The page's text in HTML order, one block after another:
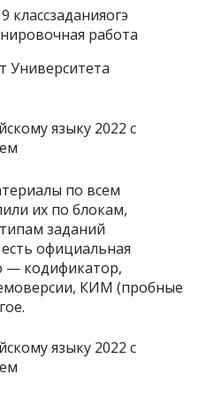
классзаданияогэ
работа
Университета
по всем
их по блокам,
заданий
официальная
— кодификатор,
КИМ (пробные